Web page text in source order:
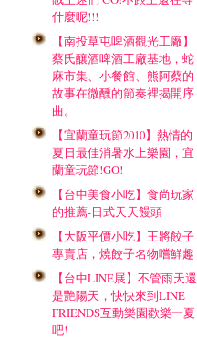
什麼呢!!!
【南投草屯啤酒觀光工廠】
蔡氏釀酒啤酒工廠基地，蛇
麻市集、小餐館、熊阿蔡的
故事在微醺的節奏裡揭開序
曲。
【宜蘭童玩節2010】熱情的
夏日最佳消暑水上樂園，宜
蘭童玩節!GO!
【台中美食小吃】食尚玩家
的推薦-日式天天饅頭
【大阪平價小吃】王將餃子
專賣店，燒餃子名物嚐鮮趣
【台中LINE展】不管雨天還
是艷陽天，快快來到LINE
FRIENDS互動樂園歡樂一夏
吧!